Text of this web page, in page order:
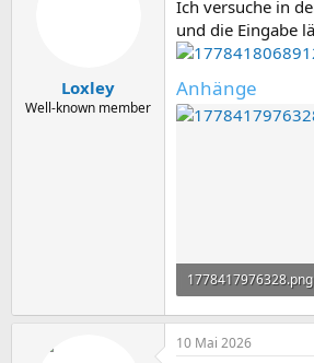
a
m
Loxley
Well-known member
Ich versuche in
und die Eingabe
Anhänge
1778417976328.png
25,3 KB · Aufrufe: 3
10 Mai 2026